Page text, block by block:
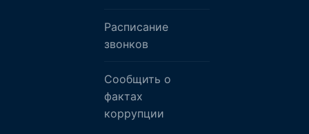
Расписание
звонков
Сообщить о
фактах
коррупции